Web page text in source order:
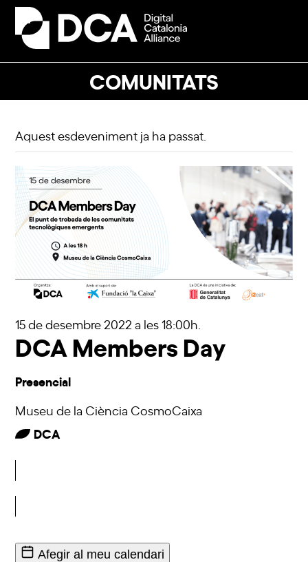
Skip
content
COMUNITATS
Open
mobile
Close
mobile
Aquest esdeveniment ja ha passat.
15 de desembre 2022a les 18:00h.
DCA Members Day
Presencial
Museu de la Ciència CosmoCaixa
DCA
Afegir al meu calendari